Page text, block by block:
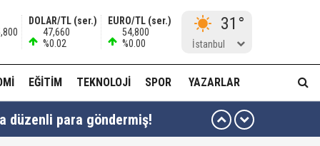
DOLAR/TL (ser.)
47,660
%0.02
EURO/TL (ser.)
54,800
%0.00
31°
İstanbul
EĞITIM TEKNOLOJI SPOR YAZARLAR
düzenli para göndermiş!